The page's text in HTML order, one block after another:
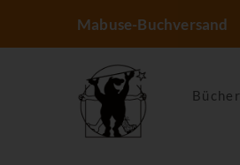
Mabuse-Buchversand
Bücher